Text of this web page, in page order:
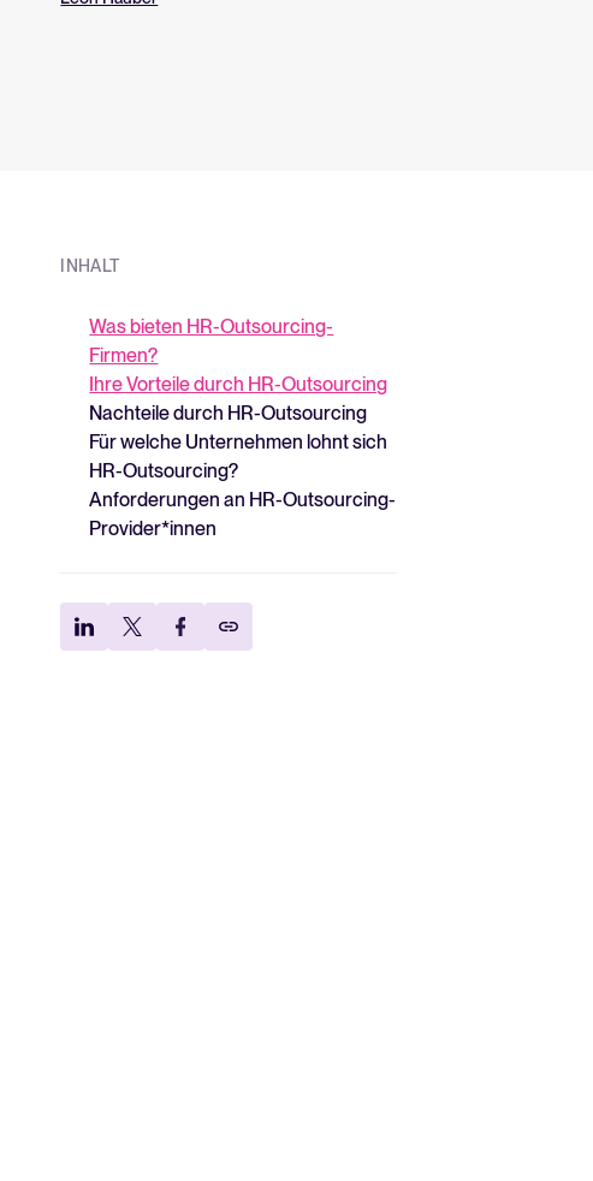
INHALT
Was bieten HR-Outsourcing-
Firmen?
Ihre Vorteile durch HR-Outsourcing
Nachteile durch HR-Outsourcing
Für welche Unternehmen lohnt sich
HR-Outsourcing?
Anforderungen an HR-Outsourcing-
Provider*innen